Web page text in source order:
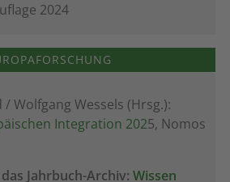
2024
Wolfgang Wessels (Hrsg.):
Integration 2025, Nomos
Jahrbuch-Archiv: Wissen